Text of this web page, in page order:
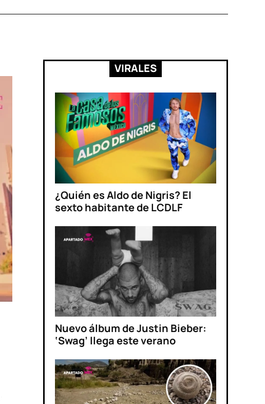
VIRALES
¿Quién es Aldo de Nigris? El
sexto habitante de LCDLF
Nuevo álbum de Justin Bieber:
‘Swag’ llega este verano